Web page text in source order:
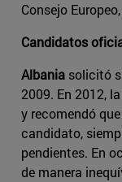
Consejo
Candidatos
Albania solicitó
2009. En 2012,
y recomendó
candidato,
pendientes. En
de manera